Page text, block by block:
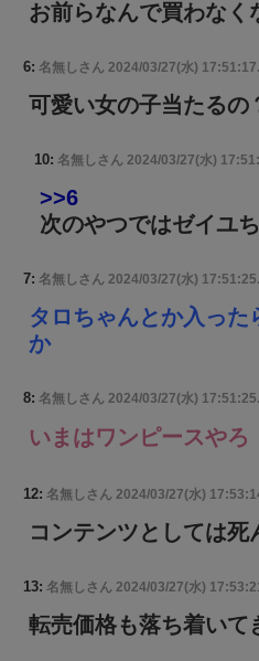
お前らなんで買わなく
6: 名無しさん 2024/03/27(水)
可愛い女の子当たるの
10: 名無しさん 2024/03/27(水)
>>6
次のやつではゼイユ
7: 名無しさん 2024/03/27(水)
タロちゃんとか入った
か
8: 名無しさん 2024/03/27(水)
いまはワンピースやろ
12: 名無しさん 2024/03/27(水)
コンテンツとしては死
13: 名無しさん 2024/03/27(水)
転売価格も落ち着いて